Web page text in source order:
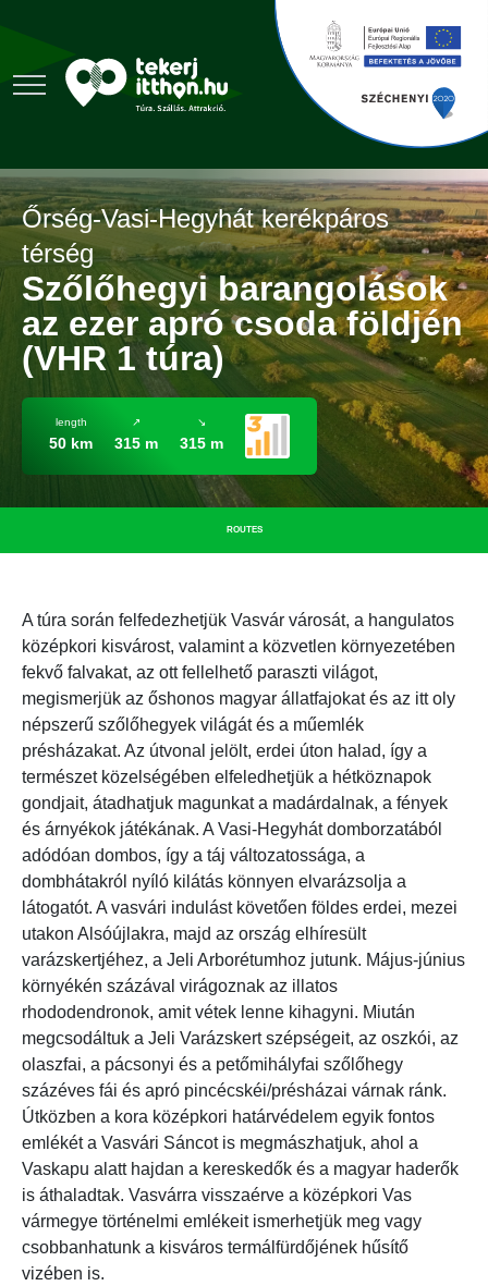
Őrség-Vasi-Hegyhát kerékpáros
térség
Szőlőhegyi barangolások
az ezer apró csoda földjén
(VHR 1 túra)
length
50 km
↗
315 m
↘
315 m
ROUTES
A túra során felfedezhetjük Vasvár városát, a hangulatos
középkori kisvárost, valamint a közvetlen környezetében
fekvő falvakat, az ott fellelhető paraszti világot,
megismerjük az őshonos magyar állatfajokat és az itt oly
népszerű szőlőhegyek világát és a műemlék
présházakat. Az útvonal jelölt, erdei úton halad, így a
természet közelségében elfeledhetjük a hétköznapok
gondjait, átadhatjuk magunkat a madárdalnak, a fények
és árnyékok játékának. A Vasi-Hegyhát domborzatából
adódóan dombos, így a táj változatossága, a
dombhátakról nyíló kilátás könnyen elvarázsolja a
látogatót. A vasvári indulást követően földes erdei, mezei
utakon Alsóújlakra, majd az ország elhíresült
varázskertjéhez, a Jeli Arborétumhoz jutunk. Május-június
környékén százával virágoznak az illatos
rhododendronok, amit vétek lenne kihagyni. Miután
megcsodáltuk a Jeli Varázskert szépségeit, az oszkói, az
olaszfai, a pácsonyi és a petőmihályfai szőlőhegy
százéves fái és apró pincécskéi/présházai várnak ránk.
Útközben a kora középkori határvédelem egyik fontos
emlékét a Vasvári Sáncot is megmászhatjuk, ahol a
Vaskapu alatt hajdan a kereskedők és a magyar haderők
is áthaladtak. Vasvárra visszaérve a középkori Vas
vármegye történelmi emlékeit ismerhetjük meg vagy
csobbanhatunk a kisváros termálfürdőjének hűsítő
vizében is.